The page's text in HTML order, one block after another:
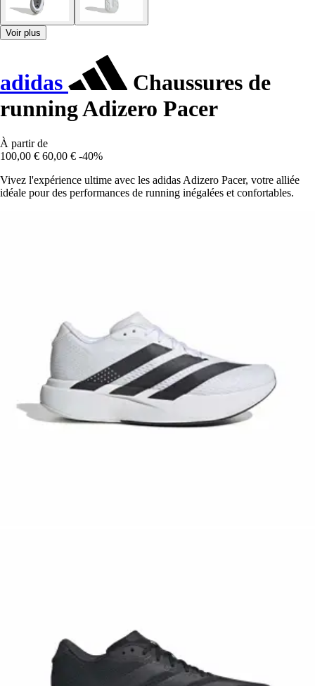
Voir plus
adidas
Chaussures de
running Adizero Pacer
À partir de
100,00 € 60,00 € -40%
Vivez l'expérience ultime avec les adidas Adizero Pacer, votre alliée
idéale pour des performances de running inégalées et confortables.